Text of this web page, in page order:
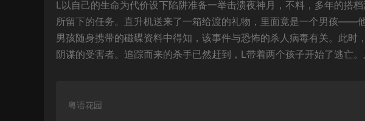
L以自己的生命为代价设下陷阱准备一举击溃夜神月，不料，多年的搭
所留下的任务。直升机送来了一箱给渡的礼物，里面竟是一个男孩——
男孩随身携带的磁碟资料中得知，该事件与恐怖的杀人病毒有关。此时
阴谋的受害者。追踪而来的杀手已然赶到，L带着两个孩子开始了逃亡
粤语花园